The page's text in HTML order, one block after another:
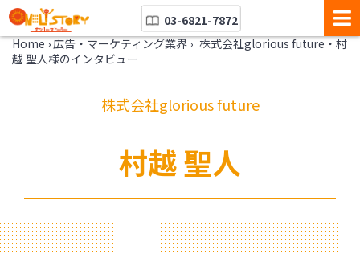
03-6821-7872
Home ›広告・マーケティング業界 › 株式会社glorious future・村
越 聖人様のインタビュー
株式会社glorious future
村越 聖人